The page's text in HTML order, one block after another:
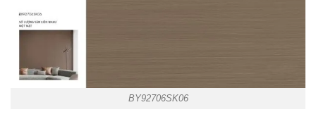
BY92706SK06